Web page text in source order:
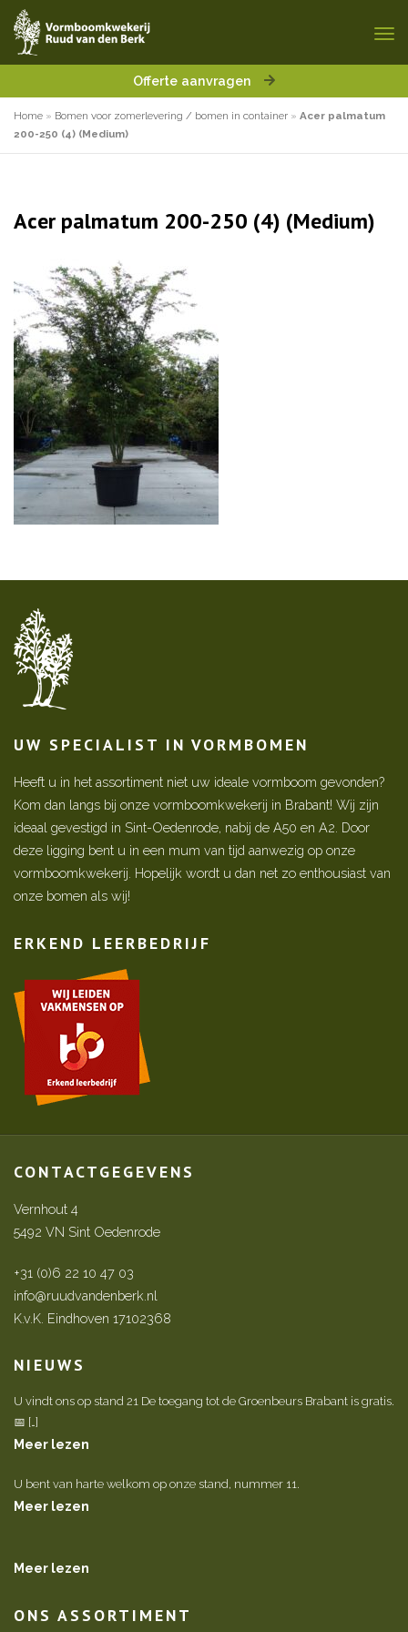
Offerte aanvragen
Home » Bomen voor zomerlevering / bomen in container » Acer palmatum
200-250 (4) (Medium)
Acer palmatum 200-250 (4) (Medium)
UW SPECIALIST IN VORMBOMEN
Heeft u in het assortiment niet uw ideale vormboom gevonden?
Kom dan langs bij onze vormboomkwekerij in Brabant! Wij zijn
ideaal gevestigd in Sint-Oedenrode, nabij de A50 en A2. Door
deze ligging bent u in een mum van tijd aanwezig op onze
vormboomkwekerij. Hopelijk wordt u dan net zo enthousiast van
onze bomen als wij!
ERKEND LEERBEDRIJF
CONTACTGEGEVENS
Vernhout 4
5492 VN Sint Oedenrode
+31 (0)6 22 10 47 03
info@ruudvandenberk.nl
K.v.K. Eindhoven 17102368
NIEUWS
U vindt ons op stand 21 De toegang tot de Groenbeurs Brabant is gratis.
📅 […]
Meer lezen
U bent van harte welkom op onze stand, nummer 11.
Meer lezen
Meer lezen
ONS ASSORTIMENT